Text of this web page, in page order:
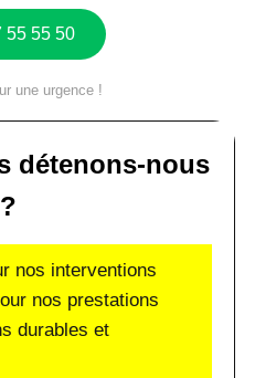
55 55 50
une urgence !
détenons-nous
?
nos interventions
nos prestations
durables et